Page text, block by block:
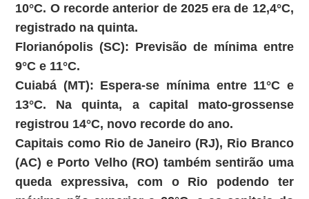
10°C. O recorde anterior de 2025 era de 12,4°C,
registrado na quinta.
Florianópolis (SC): Previsão de mínima entre
9°C e 11°C.
Cuiabá (MT): Espera-se mínima entre 11°C e
13°C. Na quinta, a capital mato-grossense
registrou 14°C, novo recorde do ano.
Capitais como Rio de Janeiro (RJ), Rio Branco
(AC) e Porto Velho (RO) também sentirão uma
queda expressiva, com o Rio podendo ter